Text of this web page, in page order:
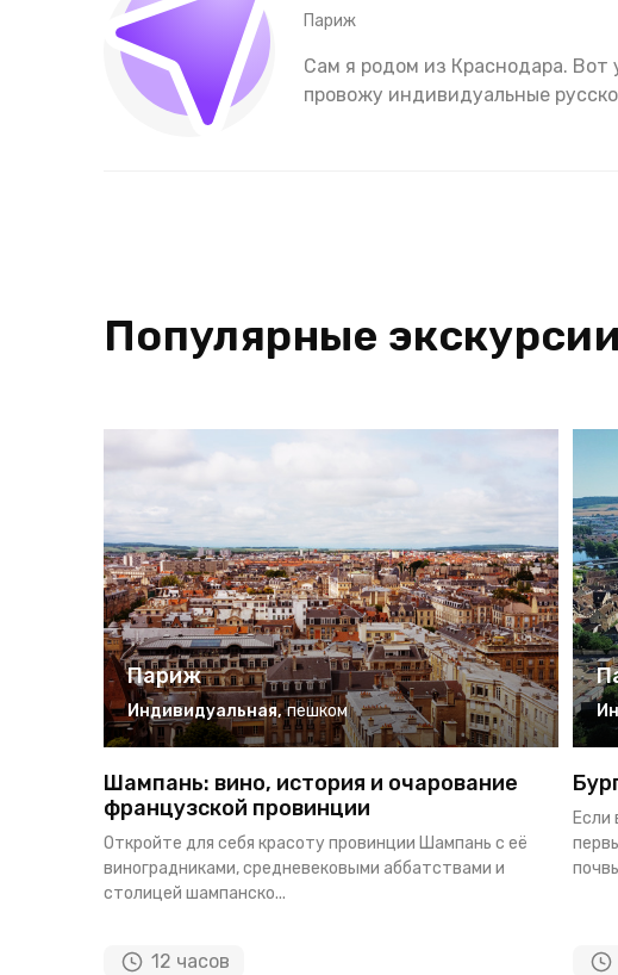
Париж
Сам я родом из Краснодара.
провожу индивидуальные
Популярные
Париж
Индивидуальная, пешком
Шампань: вино, история и очарование
французской провинции
Откройте для себя красоту провинции Шампань с её
виноградниками, средневековыми аббатствами и
столицей шампанско...
12 часов
Если